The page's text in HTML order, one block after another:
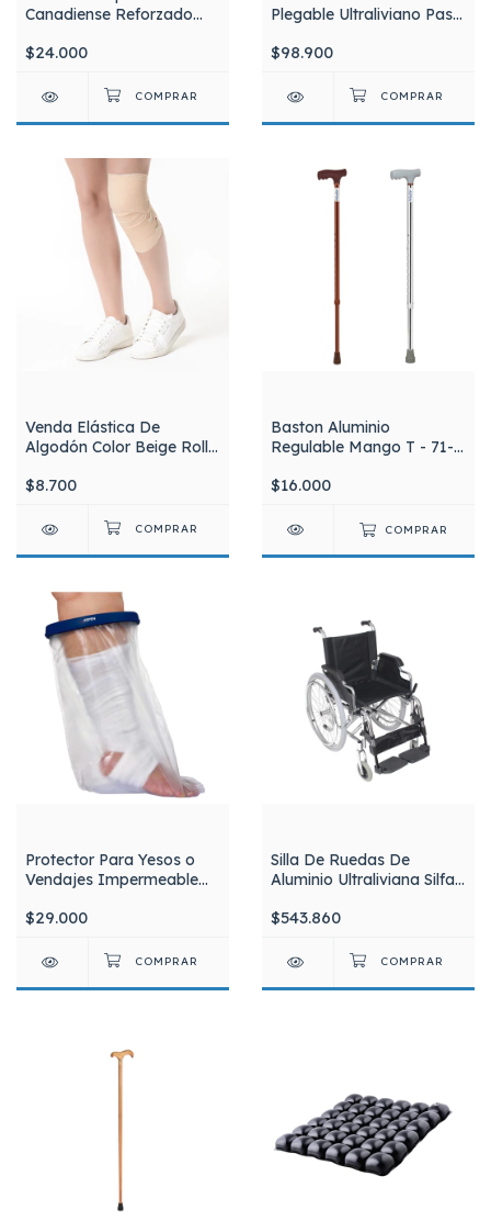
Canadiense Reforzado
Unidad Silfab
$24.000
Plegable Ultraliviano Paso
A3015
$98.900
Venda Elástica De
Algodón Color Beige Rollo
Wellbrace PTM
$8.700
Baston Aluminio
Regulable Mango T - 71-
$16.000
COMPRAR
Protector Para Yesos o
Vendajes Impermeable
Adolesente ASPEN PI210
$29.000
Silla De Ruedas De
Aluminio Ultraliviana Silfab
$543.860